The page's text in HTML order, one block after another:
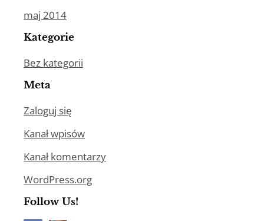
maj 2014
Kategorie
Bez kategorii
Meta
Zaloguj się
Kanał wpisów
Kanał komentarzy
WordPress.org
Follow Us!